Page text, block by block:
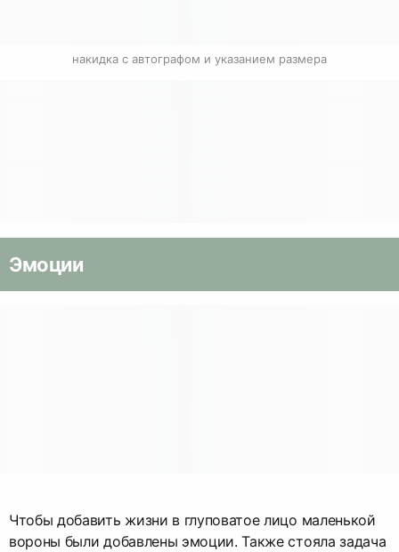
накидка с автографом и указанием размера
Эмоции
Чтобы добавить жизни в глуповатое лицо маленькой
вороны были добавлены эмоции. Также стояла задача